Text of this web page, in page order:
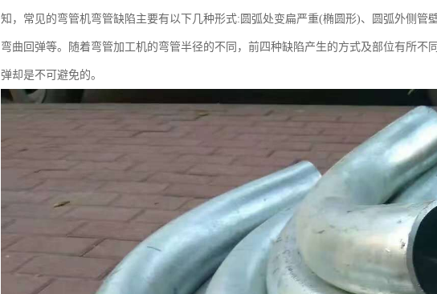
知，常见的弯管机弯管缺陷主要有以下几种形式:圆弧处变扁严重(椭圆形)、圆弧外侧管
弯曲回弹等。随着弯管加工机的弯管半径的不同，前四种缺陷产生的方式及部位有所不
弹却是不可避免的。